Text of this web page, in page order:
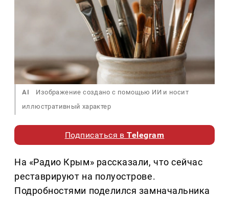
AI
Изображение создано с помощью ИИ и носит
иллюстративный характер
Подписаться вTelegram
На «Радио Крым» рассказали, что сейчас
реставрируют на полуострове.
Подробностями поделился замначальника